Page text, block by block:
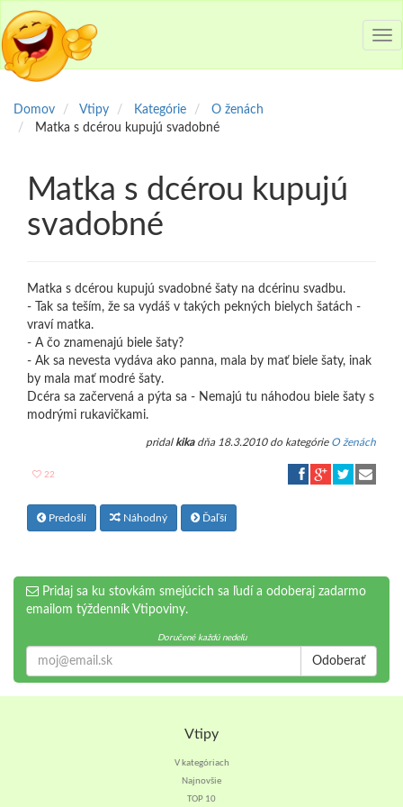
Domov Vtipy Kategórie
O ženách
Matka s dcérou kupujú svadobné
Matka s dcérou kupujú
svadobné
Matka s dcérou kupujú svadobné šaty na dcérinu svadbu.
- Tak sa teším, že sa vydáš v takých pekných bielych šatách -
vraví matka.
- A čo znamenajú biele šaty?
- Ak sa nevesta vydáva ako panna, mala by mať biele šaty, inak
by mala mať modré šaty.
Dcéra sa začervená a pýta sa - Nemajú tu náhodou biele šaty s
modrými rukavičkami.
pridal kikadňa 18.3.2010 do kategórie O ženách
22
Predošlí Náhodný Ďaľší
Pridaj sa ku stovkám smejúcich sa ľudí a odoberaj zadarmo
emailom týždenník Vtipoviny.
Doručené každú nedeľu
Odoberať
Vtipy
V kategóriach
Najnovšie
TOP 10